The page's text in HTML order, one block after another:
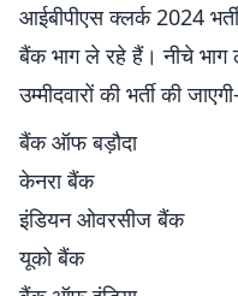
आईबीपीएस क्लर्क 2024
बैंक भाग ले रहे हैं। नीचे भाग
उम्मीदवारों की भर्ती की जाएगी-
बैंक ऑफ बड़ौदा
केनरा बैंक
इंडियन ओवरसीज बैंक
यूको बैंक